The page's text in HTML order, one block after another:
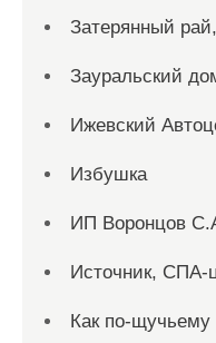
Затерянный
Зауральский
Ижевский
Избушка
ИП Воронцов
Источник, СПА-
Как по-